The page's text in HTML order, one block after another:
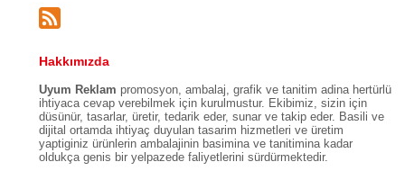
Hakkımızda
Uyum Reklam promosyon, ambalaj, grafik ve tanitim adina hertürlü
ihtiyaca cevap verebilmek için kurulmustur. Ekibimiz, sizin için
düsünür, tasarlar, üretir, tedarik eder, sunar ve takip eder. Basili ve
dijital ortamda ihtiyaç duyulan tasarim hizmetleri ve üretim
yaptiginiz ürünlerin ambalajinin basimina ve tanitimina kadar
oldukça genis bir yelpazede faliyetlerini sürdürmektedir.